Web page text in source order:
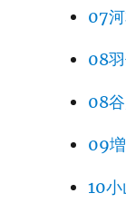
07
08
08
09
10